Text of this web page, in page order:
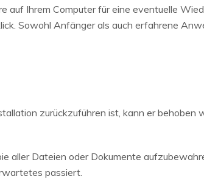
auf Ihrem Computer für eine eventuelle
Sowohl Anfänger als auch erfahrene
zurückzuführen ist, kann er behoben
aller Dateien oder Dokumente
passiert.